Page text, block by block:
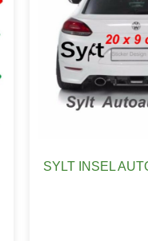
SYLT INSEL